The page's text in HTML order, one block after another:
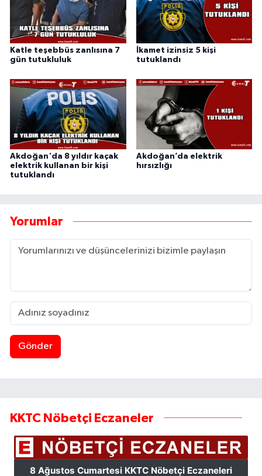
Katle teşebbüs zanlısına 7
gün tutukluluk
İkamet izinsiz 5 kişi
tutuklandı
Akdoğan'da 8 yıldır kaçak
elektrik kullanan bir kişi
tutuklandı
Akdoğan’da elektrik
hırsızlığı
Yorumlar
Gönder
KKTC Nöbetçi Eczaneler